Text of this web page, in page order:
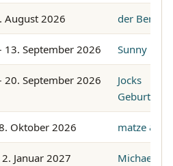
August 2026 der Bernd
13. September 2026 Sunny
20. September 2026
Jocks
Geburtstag
Oktober 2026 matze
Januar 2027
Michael